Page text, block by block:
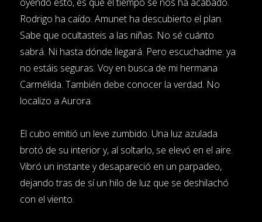
Rodrigo ha caído. Amunet ha descubierto el plan.
Sabe que ocultasteis a las niñas. No sé cuánto
sabrá. Ni hasta dónde llegará. Pero escuchadme: ya
no estáis seguras. Voy en busca de mi hermana
Carmélida. También debe conocer la verdad. No
localizo a Aurora.
El cubo emitió un leve zumbido. Una luz azulada
brotó de su interior y, al soltarlo, se elevó en el aire.
Vibró un instante y desapareció en un parpadeo,
dejando tras de sí un hilo de luz que se deshilachó
con el viento.